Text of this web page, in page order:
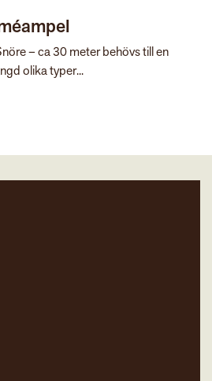
– ca 30 meter behövs till en
olika typer...